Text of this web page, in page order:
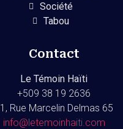
Société
Tabou
Contact
Le Témoin Haïti
+509 38 19 2636
Rue Marcelin Delmas 65
info@letemoinhaiti.com